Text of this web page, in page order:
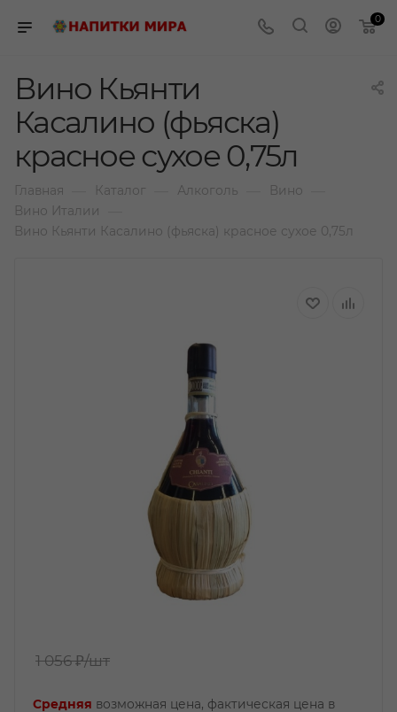
0
Вино Кьянти
Касалино (фьяска)
красное сухое 0,75л
Главная Каталог Алкоголь Вино
Вино Италии
Вино Кьянти Касалино (фьяска) красное сухое 0,75л
1 056 ₽/шт
Средняя возможная цена, фактическая цена в